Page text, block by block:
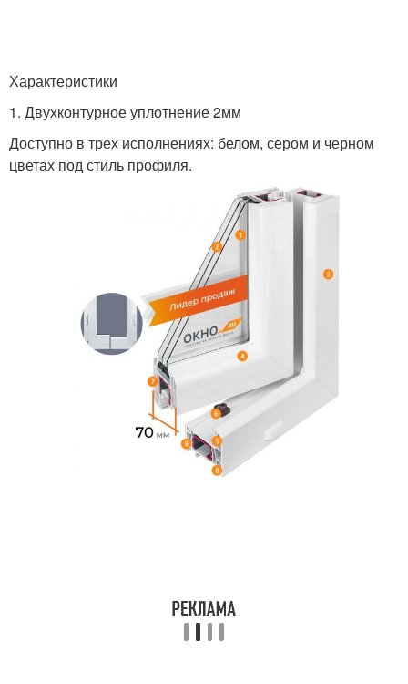
Характеристики
1. Двухконтурное уплотнение 2мм
Доступно в трех исполнениях: белом, сером и черном
цветах под стиль профиля.